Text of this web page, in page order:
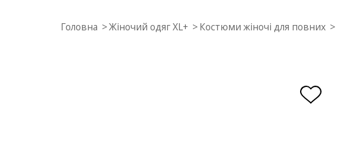
Головна Жіночий одяг XL+ Костюми жіночі для повних